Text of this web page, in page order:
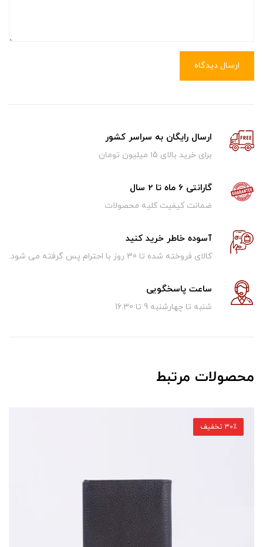
ارسال دیدگاه
ارسال رایگان به سراسر کشور
برای خرید بالای ۱5 میلیون تومان
گارانتی 6 ماه تا 2 سال
ضمانت کیفیت کلیه محصولات
آسوده خاطر خرید کنید
کالای فروخته شده تا 30 روز با احترام پس گرفته می شود.
ساعت پاسخگویی
شنبه تا چهارشنبه 9 تا 16.30
محصولات مرتبط
30٪ تخفیف